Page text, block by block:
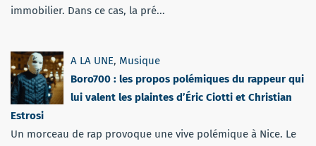
immobilier. Dans ce cas, la pré...
A LA UNE, Musique
Boro700 : les propos polémiques du rappeur qui
lui valent les plaintes d’Éric Ciotti et Christian
Estrosi
Un morceau de rap provoque une vive polémique à Nice. Le